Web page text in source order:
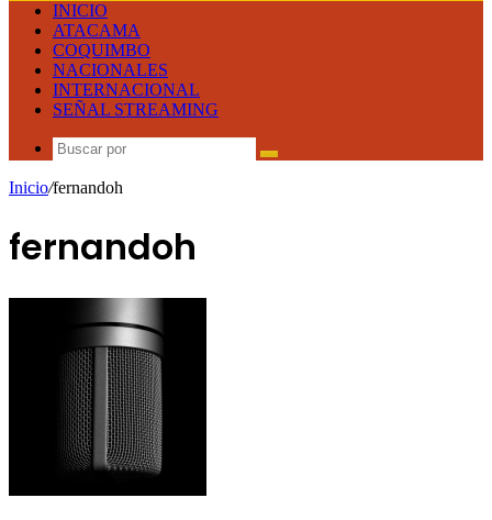
INICIO
ATACAMA
COQUIMBO
NACIONALES
INTERNACIONAL
SEÑAL STREAMING
Buscar
Inicio/fernandoh
fernandoh